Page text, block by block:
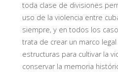
toda clase de divisiones
uso de la violencia entre
siempre, y en todos los
trata de crear un marco legal
estructuras para cultivar la
conservar la memoria